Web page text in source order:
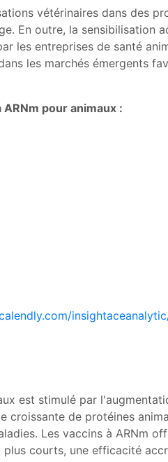
vétérinaires dans des
En outre, la sensibilisation
les entreprises de santé
les marchés émergents
pour animaux :
est stimulé par
croissante de protéines
Les vaccins à ARNm
courts, une efficacité